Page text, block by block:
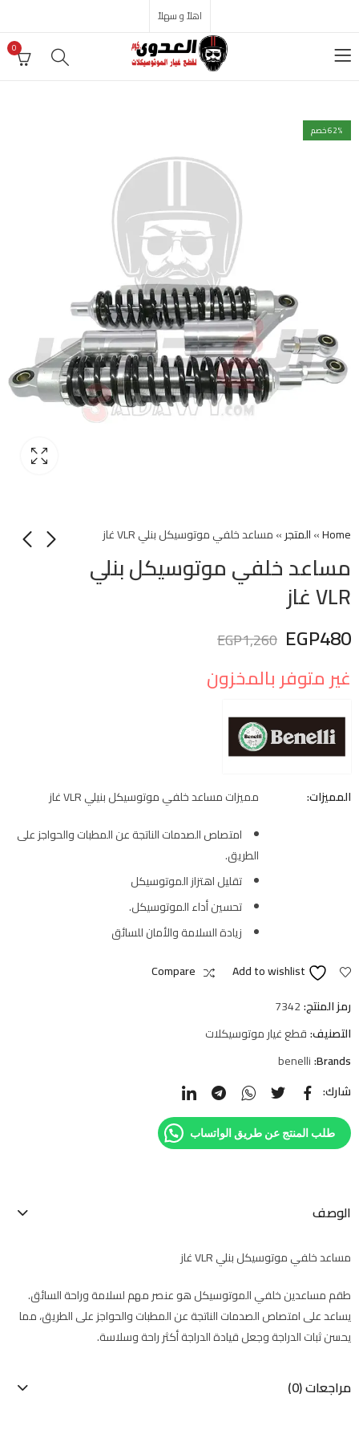
اهلاً و سهلاً
0
62% خصم
Home
»المتجر»مساعد خلفي موتوسيكل بنلي VLR غاز
مساعد خلفي موتوسيكل بنلي
VLR غاز
EGP480
EGP1,260
غير متوفر بالمخزون
المميزات:
مميزات مساعد خلفي موتوسيكل بنيلي VLR غاز
امتصاص الصدمات الناتجة عن المطبات والحواجز على
الطريق.
تقليل اهتزاز الموتوسيكل
تحسين أداء الموتوسيكل.
زيادة السلامة والأمان للسائق
Add to wishlist
Compare
رمز المنتج:7342
التصنيف:قطع غيار موتوسيكلات
Brands:
benelli
شارك:
طلب المنتج عن طريق الواتساب
الوصف
مساعد خلفي موتوسيكل بنلي VLR غاز
طقم مساعدين خلفي الموتوسيكل هو عنصر مهم لسلامة وراحة السائق.
يساعد على امتصاص الصدمات الناتجة عن المطبات والحواجز على الطريق، مما
يحسن ثبات الدراجة وجعل قيادة الدراجة أكثر راحة وسلاسة.
مراجعات (0)